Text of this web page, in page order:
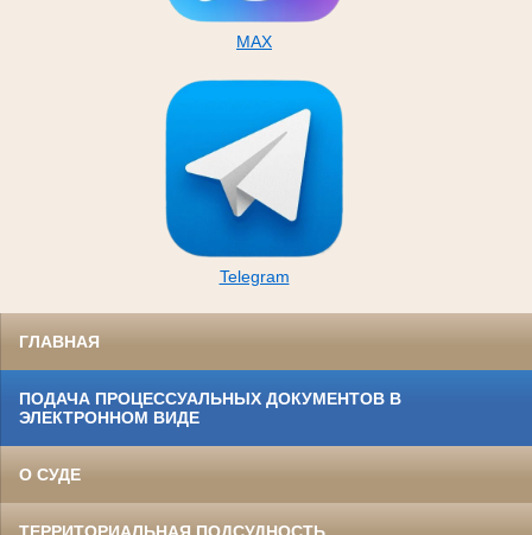
MAX
Telegram
ГЛАВНАЯ
ПОДАЧА ПРОЦЕССУАЛЬНЫХ ДОКУМЕНТОВ В
ЭЛЕКТРОННОМ ВИДЕ
О СУДЕ